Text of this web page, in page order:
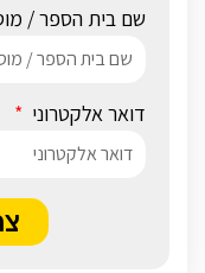
שם בית הספר /
דואר אלקטרוני